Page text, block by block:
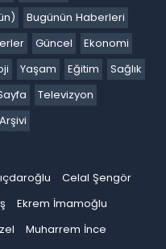
Bugünün Haberleri
Güncel
Ekonomi
Yaşam Eğitim
Sağlık
Televizyon
Celal Şengör
Ekrem İmamoğlu
Muharrem İnce